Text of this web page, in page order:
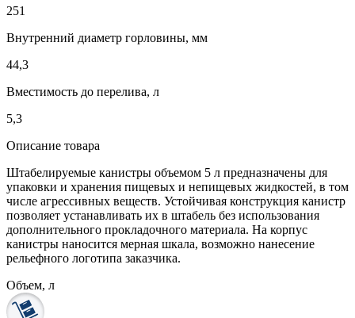
251
Внутренний диаметр горловины, мм
44,3
Вместимость до перелива, л
5,3
Описание товара
Штабелируемые канистры объемом 5 л предназначены для
упаковки и хранения пищевых и непищевых жидкостей, в том
числе агрессивных веществ. Устойчивая конструкция канистр
позволяет устанавливать их в штабель без использования
дополнительного прокладочного материала. На корпус
канистры наносится мерная шкала, возможно нанесение
рельефного логотипа заказчика.
Объем, л